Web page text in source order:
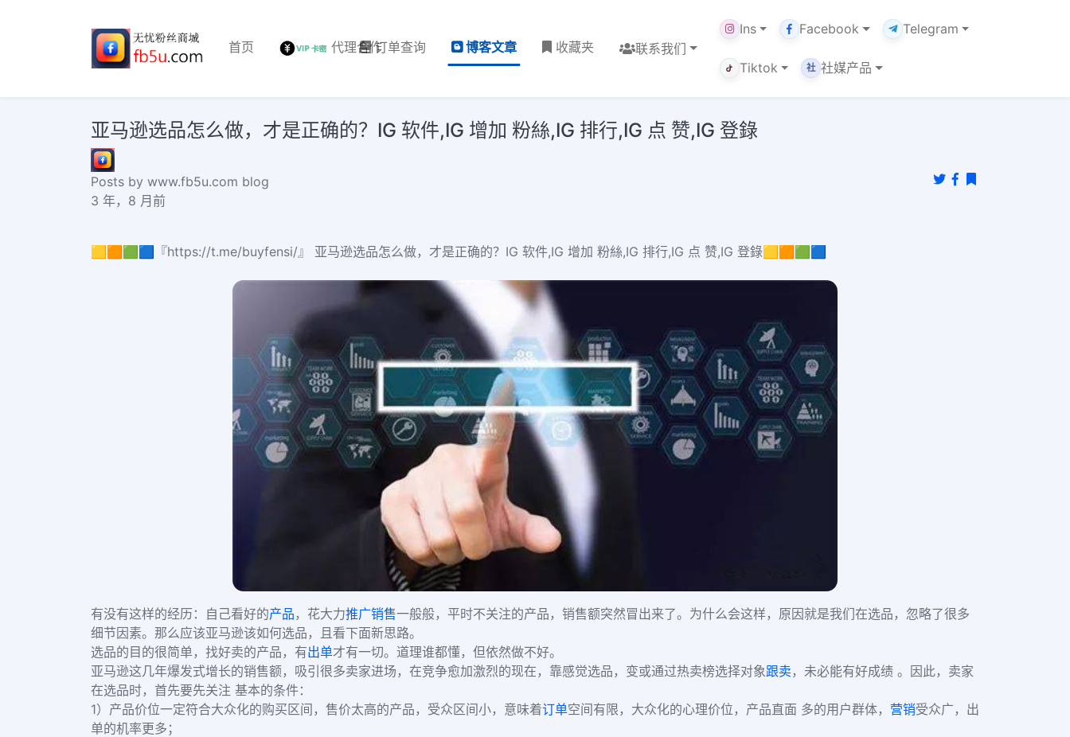
首页 代理合作订单查询 博客文章 收藏夹 联系我们
Ins Facebook Telegram
Tiktok 社 社媒产品
亚马逊选品怎么做，才是正确的？IG 软件,IG 增加 粉絲,IG 排行,IG 点 赞,IG 登錄
Posts by www.fb5u.com blog
3 年，8 月前
🟨🟧🟩🟦『https://t.me/buyfensi/』 亚马逊选品怎么做，才是正确的？IG 软件,IG 增加 粉絲,IG 排行,IG 点 赞,IG 登錄🟨🟧🟩🟦
有没有这样的经历：自己看好的产品 ，花大力推广销售一般般，平时不关注的产品，销售额突然冒出来了。为什么会这样，原因就是我们在选品，忽略了很多
细节因素。那么应该亚马逊该如何选品，且看下面新思路。
选品的目的很简单，找好卖的产品，有出单才有一切。道理谁都懂，但依然做不好。
亚马逊这几年爆发式增长的销售额，吸引很多卖家进场，在竞争愈加激烈的现在，靠感觉选品，变或通过热卖榜选择对象跟卖 ，未必能有好成绩 。因此，卖家
在选品时，首先要先关注 基本的条件：
1）产品价位一定符合大众化的购买区间，售价太高的产品，受众区间小，意味着订单空间有限，大众化的心理价位，产品直面 多的用户群体， 营销受众广，出
单的机率更多；